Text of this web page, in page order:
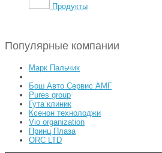
Продукты
Популярные компании
Марк Пальчик
Бош Авто Сервис АМГ
Pures group
Гута клиник
Ксенон технолоджи
Vio organization
Принц Плаза
ORC LTD